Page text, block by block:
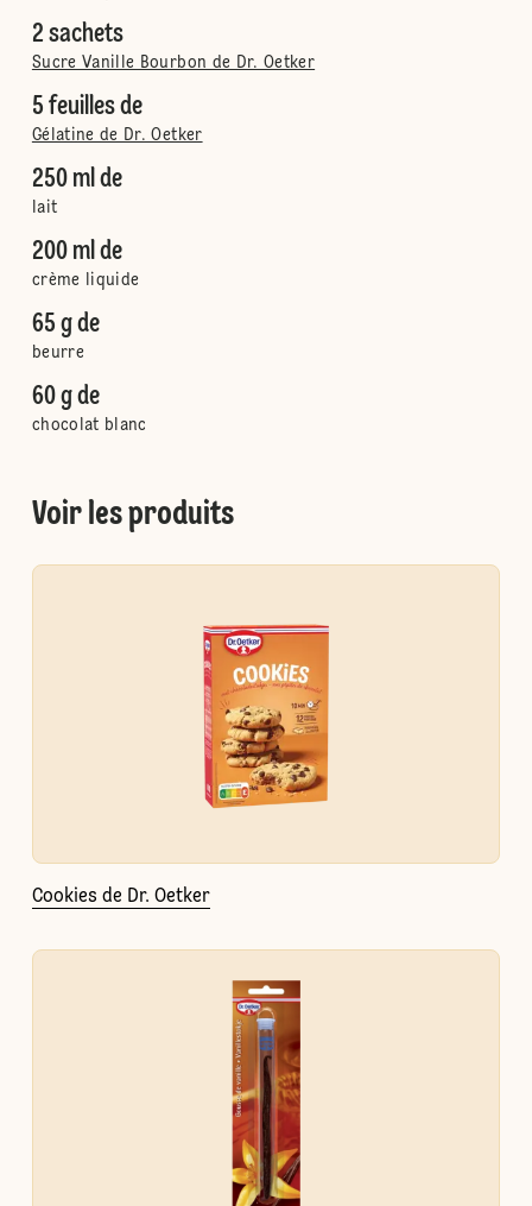
2 sachets
Sucre Vanille Bourbon de Dr. Oetker
5 feuilles de
Gélatine de Dr. Oetker
250 ml de
lait
200 ml de
crème liquide
65 g de
beurre
60 g de
chocolat blanc
Voir les produits
Cookies de Dr. Oetker